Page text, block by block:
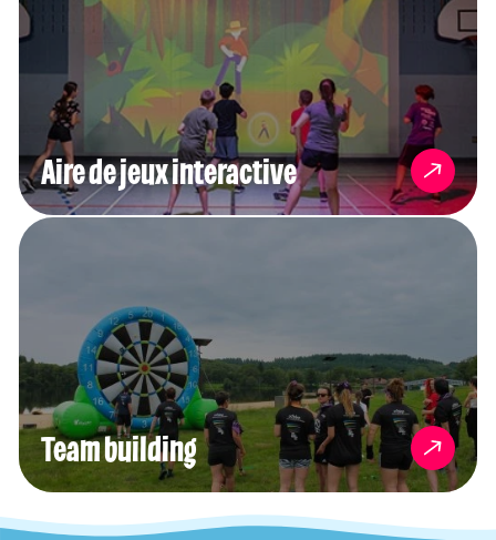
Aire de jeuxinteractive
Team building